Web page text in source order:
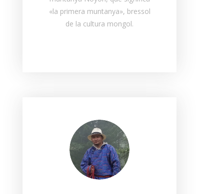
«la primera muntanya», bressol
de la cultura mongol.